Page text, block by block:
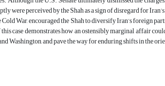
were perceived by the Shah as a sign of disregard for
War, encouraged the Shah to diversify Iran’s foreign
case demonstrates how an ostensibly marginal affair
Washington, and pave the way for enduring shifts in the